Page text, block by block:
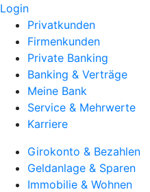
Login
Privatkunden
Firmenkunden
Private Banking
Banking & Verträge
Meine Bank
Service & Mehrwerte
Karriere
Girokonto & Bezahlen
Geldanlage & Sparen
Immobilie & Wohnen